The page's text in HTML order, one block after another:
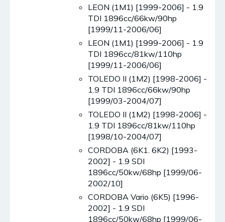
LEON (1M1) [1999-2006] - 1.9
TDI 1896cc/66kw/90hp
[1999/11-2006/06]
LEON (1M1) [1999-2006] - 1.9
TDI 1896cc/81kw/110hp
[1999/11-2006/06]
TOLEDO II (1M2) [1998-2006] -
1.9 TDI 1896cc/66kw/90hp
[1999/03-2004/07]
TOLEDO II (1M2) [1998-2006] -
1.9 TDI 1896cc/81kw/110hp
[1998/10-2004/07]
CORDOBA (6K1. 6K2) [1993-
2002] - 1.9 SDI
1896cc/50kw/68hp [1999/06-
2002/10]
CORDOBA Vario (6K5) [1996-
2002] - 1.9 SDI
1896cc/50kw/68hp [1999/06-